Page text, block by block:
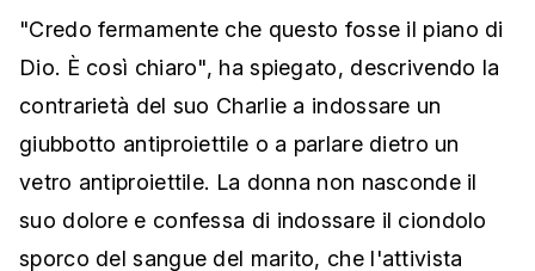
"Credo fermamente che questo fosse il piano di
Dio. È così chiaro", ha spiegato, descrivendo la
contrarietà del suo Charlie a indossare un
giubbotto antiproiettile o a parlare dietro un
vetro antiproiettile. La donna non nasconde il
suo dolore e confessa di indossare il ciondolo
sporco del sangue del marito, che l'attivista